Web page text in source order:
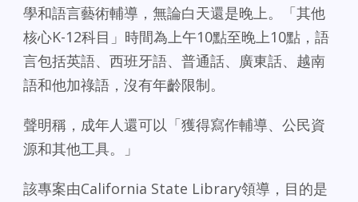
學和語言藝術輔導，無論白天還是晚上。「其他
核心K-12科目」時間為上午10點至晚上10點，語
言包括英語、西班牙語、普通話、廣東話、越南
語和他加祿語，沒有年齡限制。
聲明稱，成年人還可以「獲得寫作輔導、公民資
源和其他工具。」
該專案由California State Library領導，目的是